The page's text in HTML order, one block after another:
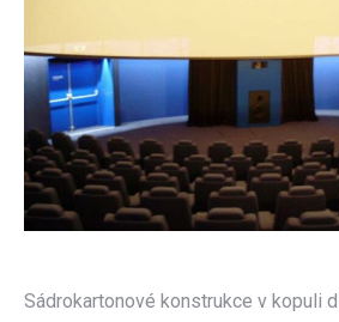
Sádrokartonové konstrukce v kopuli